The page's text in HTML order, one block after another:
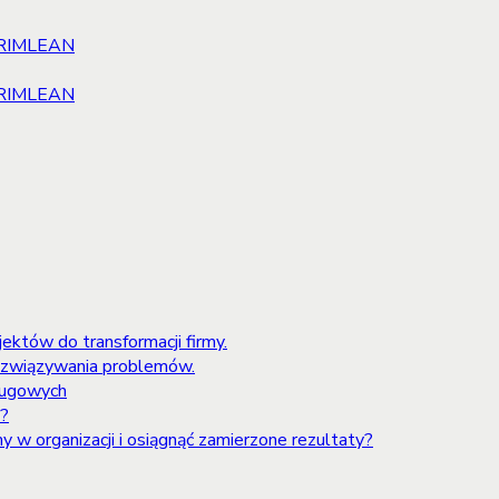
do transformacji firmy.
problemów.
w organizacji i osiągnąć zamierzone rezultaty?